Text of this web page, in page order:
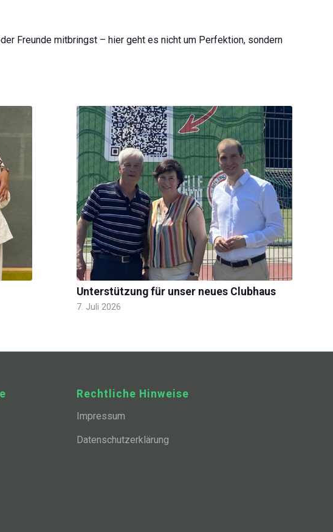
Freunde mitbringst – hier geht es nicht um Perfektion, sondern
Unterstützung für unser neues Clubhaus
7. Juli 2026
Rechtliche Hinweise
Impressum
Datenschutzerklärung